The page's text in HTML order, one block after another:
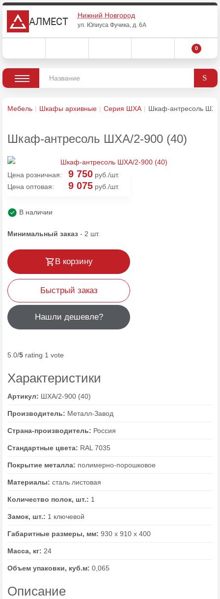
АЛМЕСТ
Нижний Новгород
ул. Юлиуса Фучика, д. 6А
0
Мебель Шкафы архивные Серия ШХА Шкаф-антресоль
Шкаф-антресоль ШХА/2-900 (40)
Цена розничная: 9 750 руб./шт.
Цена оптовая:
9 075 руб./шт.
В наличии
Минимальный заказ - 2 шт.
В корзину
Быстрый заказ
Нашли дешевле?
5.0/5 rating 1 vote
Характеристики
Артикул: ШХА/2-900 (40)
Производитель: Металл-Завод
Страна-производитель: Россия
Стандартные цвета: RAL 7035
Покрытие металла: полимерно-порошковое
Материалы: сталь листовая
Количество полок, шт.: 1
Замок, шт.: 1 ключевой
Габаритные размеры, мм: 930 х 910 х 400
Масса, кг: 24
Объем упаковки, куб.м: 0,065
Описание